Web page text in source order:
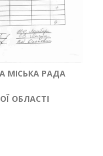
МІСЬКА РАДА
ОБЛАСТІ